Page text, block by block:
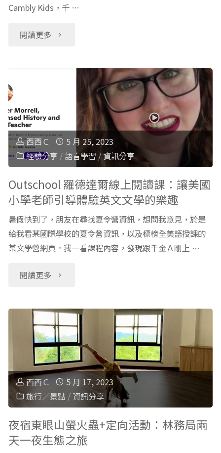
童
線
台
適
合
你
孩？
(下)"
Cambly Kids，千 …
閱讀更多
"Cambly
Outschool
評
比：
個
兒
童
線
學
習
平
台
適
西西Ｃ
5 月 25, 2023
經驗分享 / 語言學習 / 資訊分享
Outschool 羅德達爾線上閱讀課：讓美國
小學老師引導體驗英文文學的樂趣
暑假快到了，朋友在尋找夏令營資訊，想問我意見，於是
給我看某國際學校的夏令營資訊，以及標榜全美語授課的
某文學營網頁。我一看課程內容，發現跟千金Ａ剛上 …
閱讀更多
"Outschool
德
達
爾
線
上
閱
西西Ｃ
5 月 17, 2023
旅行／景點 / 資訊分享
夜宿東眼山螢火蟲+定向活動：林務局兩
天一夜生態之旅